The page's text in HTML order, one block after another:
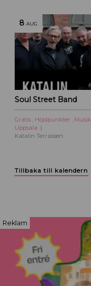
8 AUG
Soul Street Band
Gratis , Höjdpunkter , Musik
Uppsala
Katalin Terrassen
Tillbaka till kalendern
Reklam